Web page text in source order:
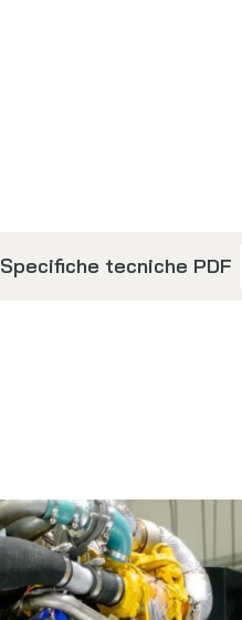
Specifiche tecniche PDF